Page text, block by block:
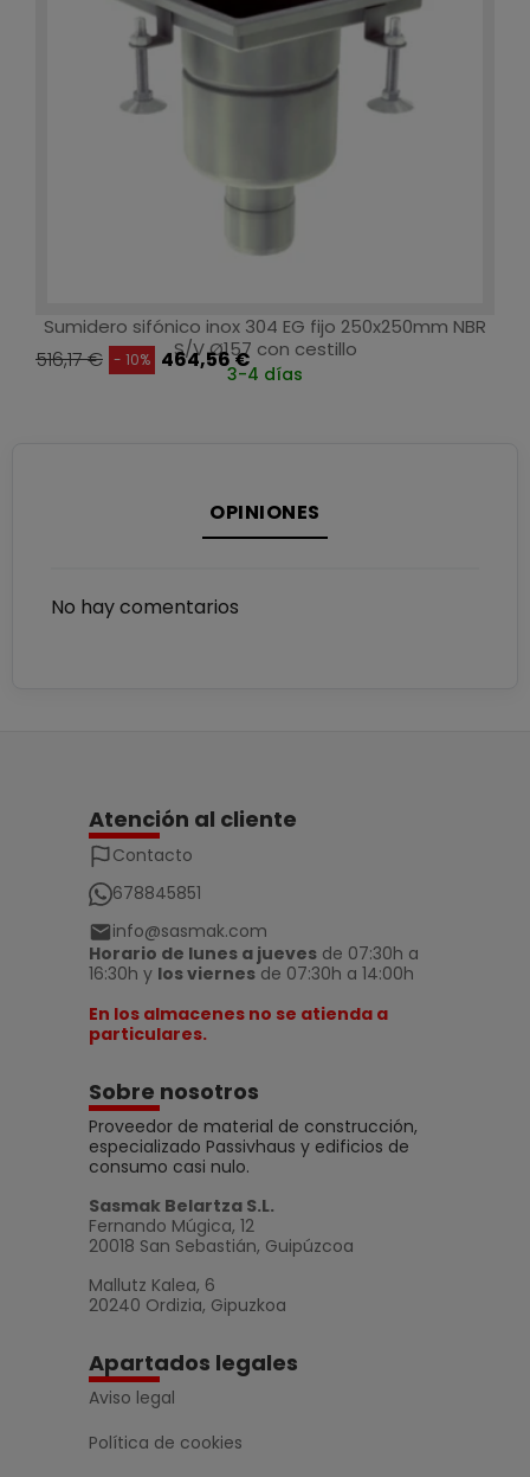
Sumidero sifónico inox 304 EG fijo 250x250mm NBR
S/V Ø157 con cestillo
516,17 € - 10% 464,56 €
3-4 días
OPINIONES
No hay comentarios
Atención al cliente
Contacto
678845851
info@sasmak.com
Horario de lunes a jueves de 07:30h a
16:30h y los viernes de 07:30h a 14:00h
En los almacenes no se atienda a
particulares.
Sobre nosotros
Proveedor de material de construcción,
especializado Passivhaus y edificios de
consumo casi nulo.
Sasmak Belartza S.L.
Fernando Múgica, 12
20018 San Sebastián, Guipúzcoa
Mallutz Kalea, 6
20240 Ordizia, Gipuzkoa
Apartados legales
Aviso legal
Política de cookies